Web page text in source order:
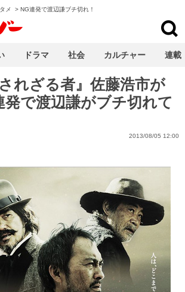
メ > NG連発で渡辺謙ブチ切れ！
れざる者』佐藤浩市が
発で渡辺謙がブチ切れて
2013/08/05 12:00
ドラマ 社会 カルチャー 連載